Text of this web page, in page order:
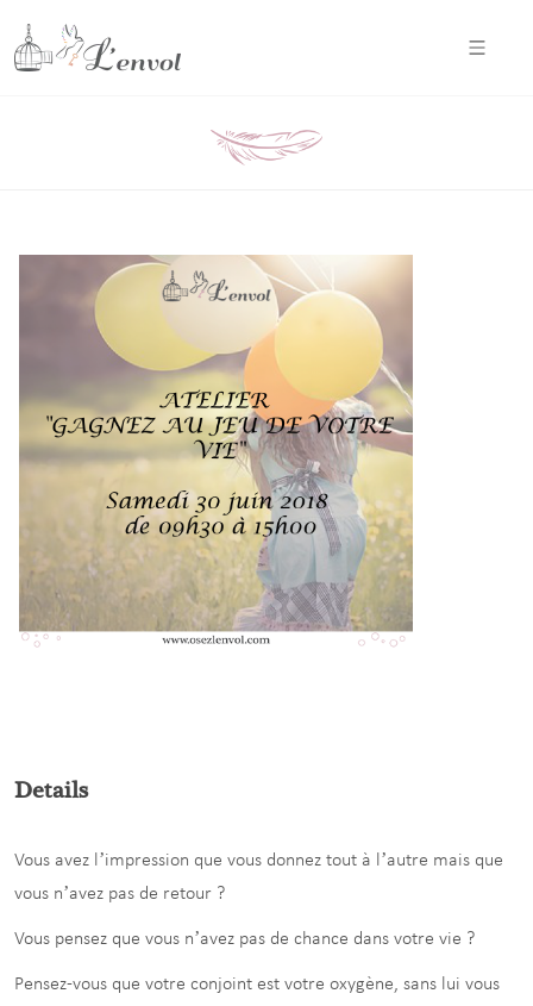
Details
Vous avez l’impression que vous donnez tout à l’autre mais que
vous n’avez pas de retour ?
Vous pensez que vous n’avez pas de chance dans votre vie ?
Pensez-vous que votre conjoint est votre oxygène, sans lui vous